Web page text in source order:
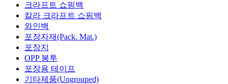
크라프트 쇼핑백
칼라 크라프트 쇼핑백
와인백
포장자재(Pack. Mat.)
포장지
OPP 봉투
포장용 테이프
기타제품(Ungrouped)